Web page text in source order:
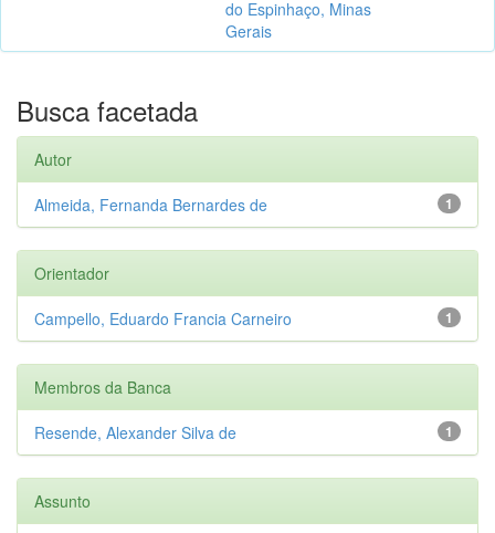
do Espinhaço, Minas
Gerais
Busca facetada
Autor
1
Almeida, Fernanda Bernardes de
Orientador
1
Campello, Eduardo Francia Carneiro
Membros da Banca
1
Resende, Alexander Silva de
Assunto